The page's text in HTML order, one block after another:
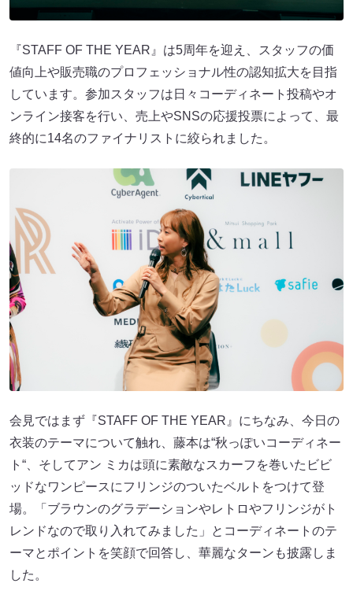
『STAFF OF THE YEAR』は5周年を迎え、スタッフの価
値向上や販売職のプロフェッショナル性の認知拡大を目指
しています。参加スタッフは日々コーディネート投稿やオ
ンライン接客を行い、売上やSNSの応援投票によって、最
終的に14名のファイナリストに絞られました。
会見ではまず『STAFF OF THE YEAR』にちなみ、今日の
衣装のテーマについて触れ、藤本は“秋っぽいコーディネー
ト“、そしてアン ミカは頭に素敵なスカーフを巻いたビビ
ッドなワンピースにフリンジのついたベルトをつけて登
場。「ブラウンのグラデーションやレトロやフリンジがト
レンドなので取り入れてみました」とコーディネートのテ
ーマとポイントを笑顔で回答し、華麗なターンも披露しま
した。